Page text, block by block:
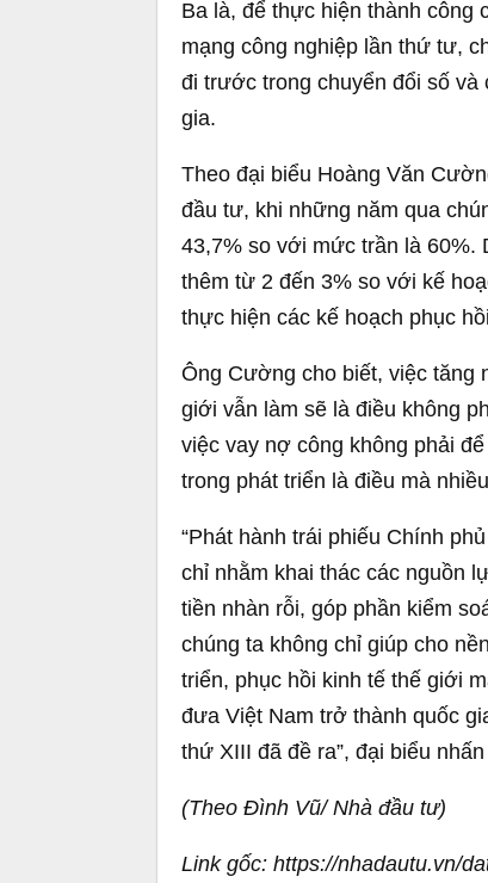
Ba là, để thực hiện thành công
mạng công nghiệp lần thứ tư,
đi trước trong chuyển đổi số và
gia.
Theo đại biểu Hoàng Văn
đầu tư, khi những năm qua
43,7% so với mức trần là 60%.
thêm từ 2 đến 3% so với kế
thực hiện các kế hoạch phục
Ông Cường cho biết, việc tăng
giới vẫn làm sẽ là điều không
việc vay nợ công không phải
trong phát triển là điều mà
“Phát hành trái phiếu Chính
chỉ nhằm khai thác các nguồn
tiền nhàn rỗi, góp phần kiểm
chúng ta không chỉ giúp cho
triển, phục hồi kinh tế thế giới
đưa Việt Nam trở thành quốc
thứ XIII đã đề ra”, đại biểu
(Theo Đình Vũ/ Nhà đầu tư)
Link gốc: https://nhadautu.vn/